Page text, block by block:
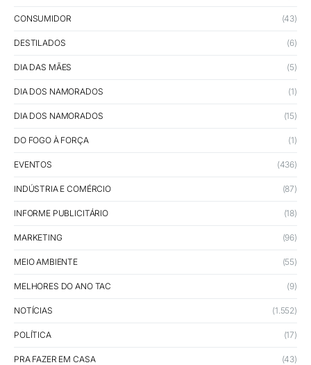
CONSUMIDOR (43)
DESTILADOS (6)
DIA DAS MÃES (5)
DIA DOS NAMORADOS (1)
DIA DOS NAMORADOS (15)
DO FOGO À FORÇA (1)
EVENTOS (436)
INDÚSTRIA E COMÉRCIO (87)
INFORME PUBLICITÁRIO (18)
MARKETING (96)
MEIO AMBIENTE (55)
MELHORES DO ANO TAC (9)
NOTÍCIAS (1.552)
POLÍTICA (17)
PRA FAZER EM CASA (43)